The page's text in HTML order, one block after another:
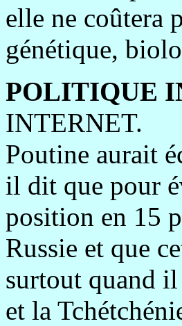
elle ne coûtera
génétique,
POLITIQUE
INTERNET.
Poutine aurait
il dit que pour
position en 15
Russie et que
surtout quand
et la